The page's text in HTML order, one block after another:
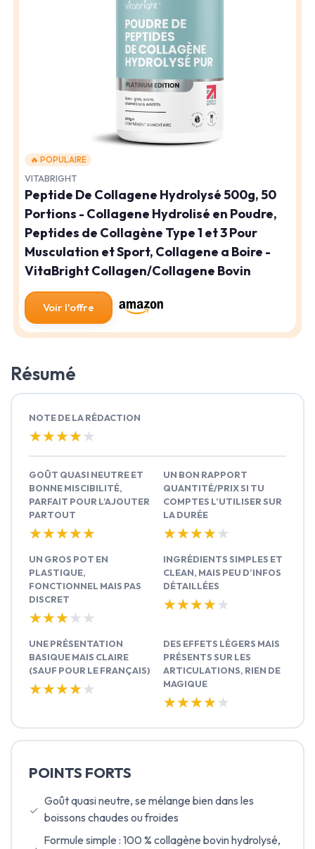
🔥 POPULAIRE
VITABRIGHT
Peptide De Collagene Hydrolysé 500g, 50
Portions - Collagene Hydrolisé en Poudre,
Peptides de Collagène Type 1 et 3 Pour
Musculation et Sport, Collagene a Boire -
VitaBright Collagen/Collagene Bovin
Voir l'offre
Résumé
NOTE DE LA RÉDACTION
★★★★★
★★★★★
GOÛT QUASI NEUTRE ET
BONNE MISCIBILITÉ,
PARFAIT POUR L’AJOUTER
PARTOUT
★★★★★
★★★★★
UN BON RAPPORT
QUANTITÉ/PRIX SI TU
COMPTES L’UTILISER SUR
LA DURÉE
★★★★★
★★★★★
UN GROS POT EN
PLASTIQUE,
FONCTIONNEL MAIS PAS
DISCRET
★★★★★
★★★★★
INGRÉDIENTS SIMPLES ET
CLEAN, MAIS PEU D’INFOS
DÉTAILLÉES
★★★★★
★★★★★
UNE PRÉSENTATION
BASIQUE MAIS CLAIRE
(SAUF POUR LE FRANÇAIS)
★★★★★
★★★★★
DES EFFETS LÉGERS MAIS
PRÉSENTS SUR LES
ARTICULATIONS, RIEN DE
MAGIQUE
★★★★★
★★★★★
POINTS FORTS
Goût quasi neutre, se mélange bien dans les
boissons chaudes ou froides
Formule simple : 100 % collagène bovin hydrolysé,